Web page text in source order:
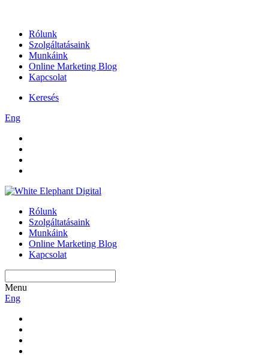
Rólunk
Szolgáltatásaink
Munkáink
Online Marketing Blog
Kapcsolat
Keresés
Eng
Rólunk
Szolgáltatásaink
Munkáink
Online Marketing Blog
Kapcsolat
Menu
Eng